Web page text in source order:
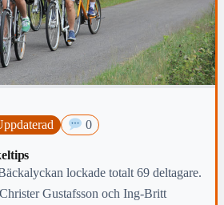
0
lockade totalt 69 deltagare.
Gustafsson och Ing-Britt